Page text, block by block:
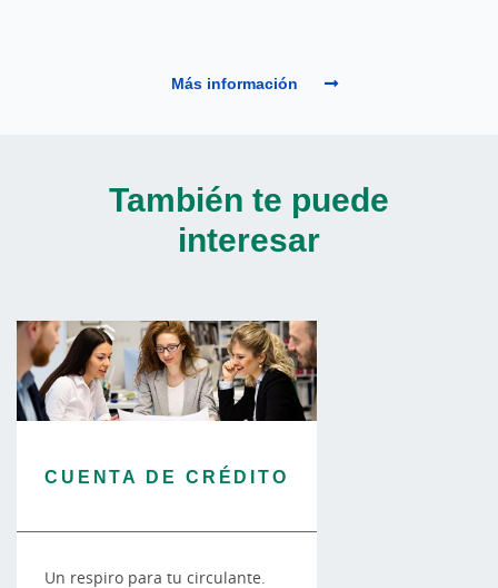
Más información
También te puede
interesar
CUENTA DE CRÉDITO
Un respiro para tu circulante.